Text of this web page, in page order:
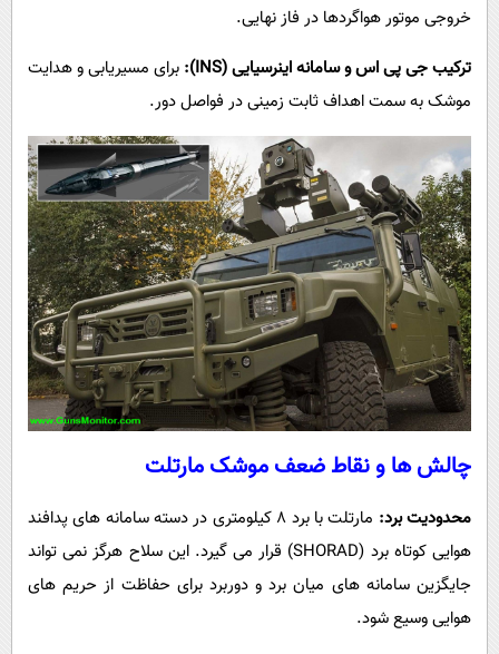
خروجی موتور هواگردها در فاز نهایی.
ترکیب جی پی اس و سامانه اینرسیایی (INS
): برای مسیریابی و هدایت
موشک به سمت اهداف ثابت زمینی در فواصل دور.
چالش ها و نقاط ضعف موشک مارتلت
محدودیت برد:
مارتلت با برد 8 کیلومتری در دسته سامانه های پدافند
هوایی کوتاه برد (SHORAD) قرار می گیرد. این سلاح هرگز نمی تواند
جایگزین سامانه های میان برد و دوربرد برای حفاظت از حریم های
هوایی وسیع شود.